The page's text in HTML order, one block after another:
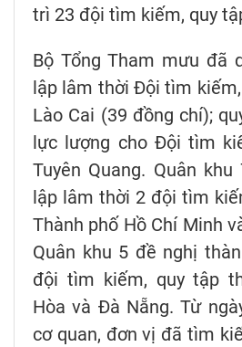
trì 23 đội tìm kiếm, quy
Bộ Tổng Tham mưu đã
lập lâm thời Đội tìm
Lào Cai (39 đồng chí);
lực lượng cho Đội tìm
Tuyên Quang. Quân
lập lâm thời 2 đội tìm
Thành phố Hồ Chí Minh
Quân khu 5 đề nghị
đội tìm kiếm, quy tập
Hòa và Đà Nẵng. Từ
cơ quan, đơn vị đã tìm